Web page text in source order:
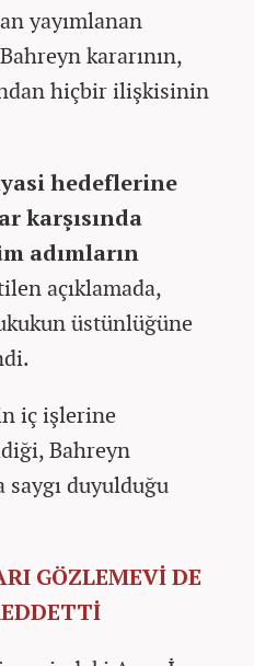
yayımlanan
kararının,
hiçbir ilişkisinin
hedeflerine
karşısında
adımların
açıklamada,
üstünlüğüne
iç işlerine
Bahreyn
saygı duyulduğu
GÖZLEMEVİ DE